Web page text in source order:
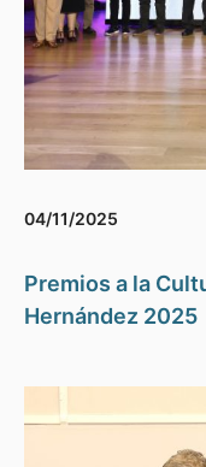
04/11/2025
Premios a la
Hernández 2025